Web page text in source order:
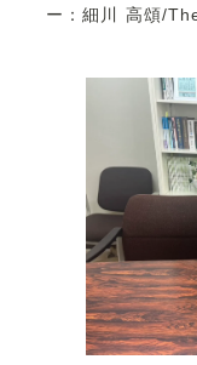
ー：細川 高頌/